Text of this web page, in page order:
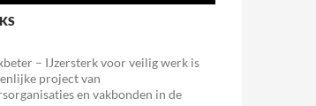
– IJzersterk voor veilig werk is
project van
en vakbonden in de